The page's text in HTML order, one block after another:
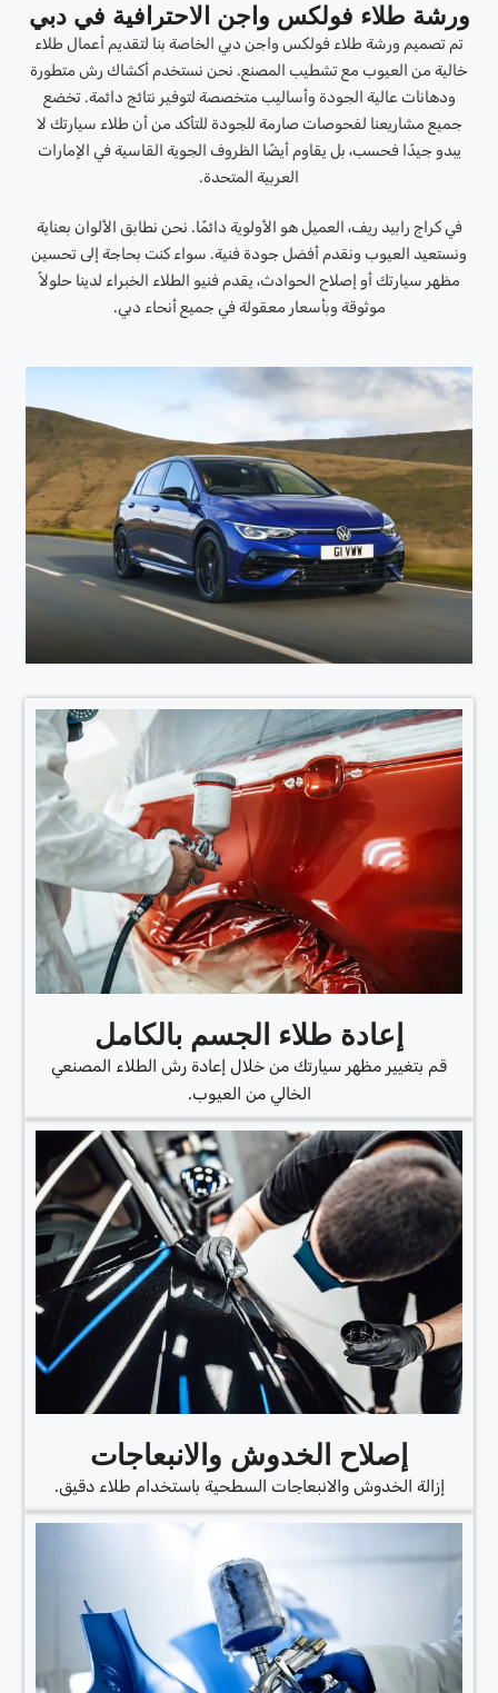
ورشة طلاء فولكس واجن الاحترافية في دبي
تم تصميم ورشة طلاء فولكس واجن دبي الخاصة بنا لتقديم أعمال طلاء
خالية من العيوب مع تشطيب المصنع. نحن نستخدم أكشاك رش متطورة
ودهانات عالية الجودة وأساليب متخصصة لتوفير نتائج دائمة. تخضع
جميع مشاريعنا لفحوصات صارمة للجودة للتأكد من أن طلاء سيارتك لا
يبدو جيدًا فحسب، بل يقاوم أيضًا الظروف الجوية القاسية في الإمارات
العربية المتحدة.
في كراج رابيد ريف، العميل هو الأولوية دائمًا. نحن نطابق الألوان بعناية
ونستعيد العيوب ونقدم أفضل جودة فنية. سواء كنت بحاجة إلى تحسين
مظهر سيارتك أو إصلاح الحوادث، يقدم فنيو الطلاء الخبراء لدينا حلولاً
موثوقة وبأسعار معقولة في جميع أنحاء دبي.
إعادة طلاء الجسم بالكامل
قم بتغيير مظهر سيارتك من خلال إعادة رش الطلاء المصنعي
الخالي من العيوب.
إصلاح الخدوش والانبعاجات
إزالة الخدوش والانبعاجات السطحية باستخدام طلاء دقيق.